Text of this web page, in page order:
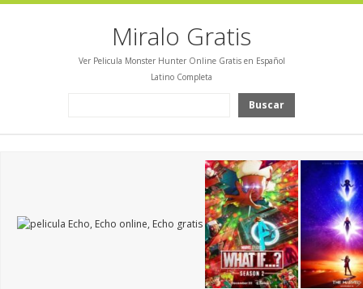
Miralo Gratis
Ver Pelicula Monster Hunter Online Gratis en Español
Latino Completa
Buscar